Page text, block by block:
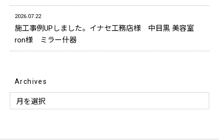
2026.07.22
施工事例UPしました。イナセ工務店様 中目黒 美容室
ron様 ミラー什器
Archives